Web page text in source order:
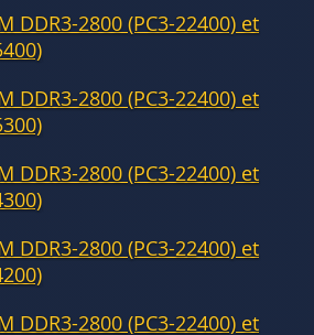
DDR3-2800 (PC3-22400) et
DDR3-2800 (PC3-22400) et
DDR3-2800 (PC3-22400) et
DDR3-2800 (PC3-22400) et
DDR3-2800 (PC3-22400) et